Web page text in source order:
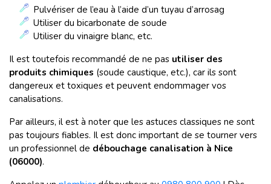
Pulvériser de l’eau à l’aide d’un tuyau d’arrosag
Utiliser du bicarbonate de soude
Utiliser du vinaigre blanc, etc.
Il est toutefois recommandé de ne pas utiliser des
produits chimiques (soude caustique, etc.), car ils sont
dangereux et toxiques et peuvent endommager vos
canalisations.
Par ailleurs, il est à noter que les astuces classiques ne sont
pas toujours fiables. Il est donc important de se tourner vers
un professionnel de débouchage canalisation à Nice
(06000).